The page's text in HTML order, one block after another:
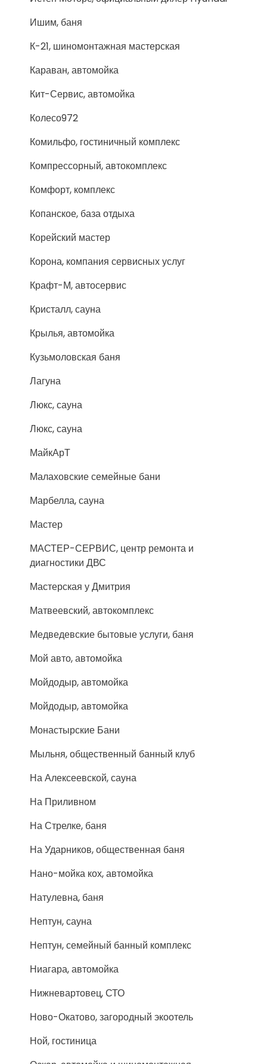
Ишим, баня
К-21, шиномонтажная мастерская
Караван, автомойка
Кит-Сервис, автомойка
Колесо972
Комильфо, гостиничный комплекс
Компрессорный, автокомплекс
Комфорт, комплекс
Копанское, база отдыха
Корейский мастер
Корона, компания сервисных услуг
Крафт-М, автосервис
Кристалл, сауна
Крылья, автомойка
Кузьмоловская баня
Лагуна
Люкс, сауна
Люкс, сауна
МайкАрТ
Малаховские семейные бани
Марбелла, сауна
Мастер
МАСТЕР-СЕРВИС, центр ремонта и
диагностики ДВС
Мастерская у Дмитрия
Матвеевский, автокомплекс
Медведевские бытовые услуги, баня
Мой авто, автомойка
Мойдодыр, автомойка
Мойдодыр, автомойка
Монастырские Бани
Мыльня, общественный банный клуб
На Алексеевской, сауна
На Приливном
На Стрелке, баня
На Ударников, общественная баня
Нано-мойка кох, автомойка
Натулевна, баня
Нептун, сауна
Нептун, семейный банный комплекс
Ниагара, автомойка
Нижневартовец, СТО
Ново-Окатово, загородный экоотель
Ной, гостиница